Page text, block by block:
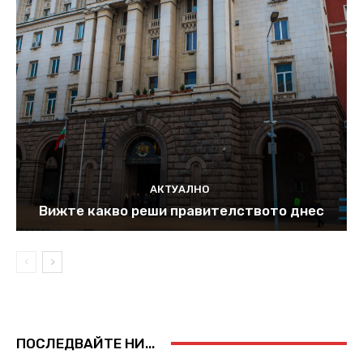
АКТУАЛНО
Вижте какво реши правителството днес
ПОСЛЕДВАЙТЕ НИ...